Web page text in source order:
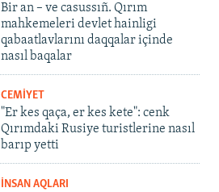
Bir an – ve casussıñ. Qırım
mahkemeleri devlet hainligi
qabaatlavlarını daqqalar içinde
nasıl baqalar
CEMİYET
"Er kes qaça, er kes kete": cenk
Qırımdaki Rusiye turistlerine nasıl
barıp yetti
İNSAN AQLARI